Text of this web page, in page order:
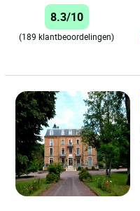
8.3/10
(189 klantbeoordelingen)